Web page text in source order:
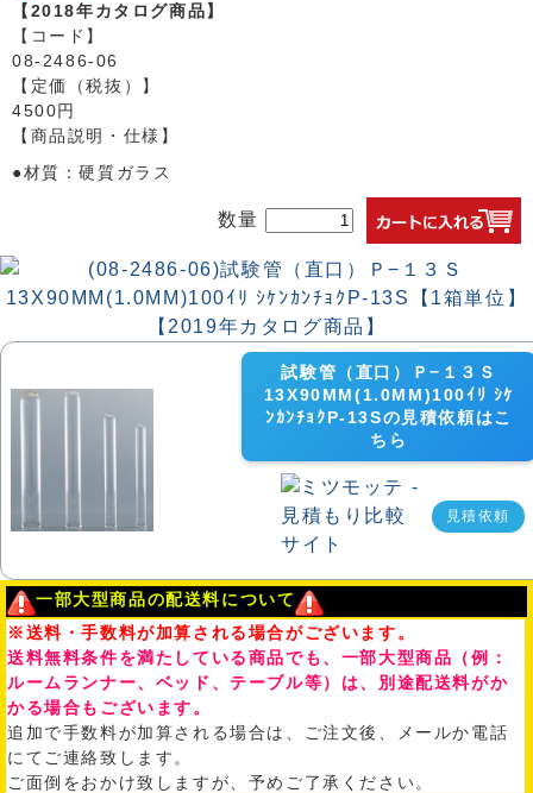
【2018年カタログ商品】
【コード】
08-2486-06
【定価（税抜）】
4500円
【商品説明・仕様】
●材質：硬質ガラス
数量
試験管（直口）Ｐ−１３Ｓ
13X90MM(1.0MM)100ｲﾘ ｼｹ
ﾝｶﾝﾁｮｸP-13Sの見積依頼はこ
ちら
見積依頼
一部大型商品の配送料について
※送料・手数料が加算される場合がございます。
送料無料条件を満たしている商品でも、一部大型商品（例：
ルームランナー、ベッド、テーブル等）は、別途配送料がか
かる場合もございます。
追加で手数料が加算される場合は、ご注文後、メールか電話
にてご連絡致します。
ご面倒をおかけ致しますが、予めご了承ください。